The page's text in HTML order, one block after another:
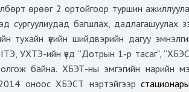
өрөөг 2 ортойгоор туршин
сургуулиудад багшлах, дадлагашуулах
тухайн үеийн шийдвэрийн дагуу
ТЭ, УХТЭ-ийн үед “Дотрын 1-р тасаг”,
байна. ХБЭТ-ны эмгэгийн нарийн
оноос ХБЭСТ нэртэйгээр